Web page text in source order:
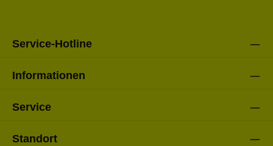
Service-Hotline
Informationen
Service
Standort